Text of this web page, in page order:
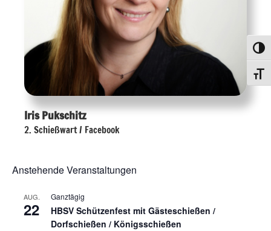
Iris Pukschitz
2. Schießwart / Facebook
Anstehende Veranstaltungen
AUG.
22
Ganztägig
HBSV Schützenfest mit Gästeschießen /
Dorfschießen / Königsschießen